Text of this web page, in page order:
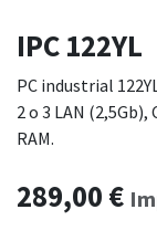
IPC 122YL
PC industrial
2 o 3 LAN (2,5Gb),
RAM.
289,00 €